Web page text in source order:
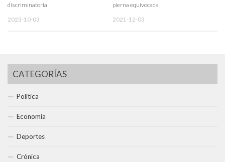
discriminatoria
2023-10-03
pierna equivocada
2021-12-03
CATEGORÍAS
Política
Economía
Deportes
Crónica